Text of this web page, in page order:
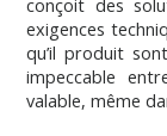
conçoit des
exigences
qu’il produit
impeccable
valable, même